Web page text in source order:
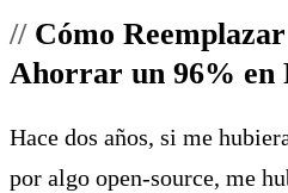
Cómo
Ahorrar un 96% en
Hace dos años, si me
por algo open-source, me